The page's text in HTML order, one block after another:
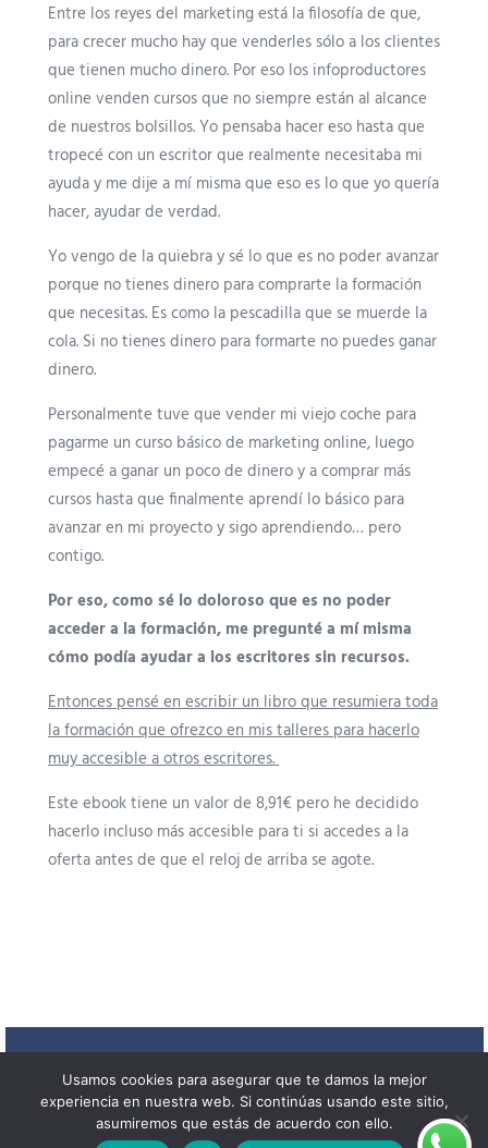
Entre los reyes del marketing está la filosofía de que,
para crecer mucho hay que venderles sólo a los clientes
que tienen mucho dinero. Por eso los infoproductores
online venden cursos que no siempre están al alcance
de nuestros bolsillos. Yo pensaba hacer eso hasta que
tropecé con un escritor que realmente necesitaba mi
ayuda y me dije a mí misma que eso es lo que yo quería
hacer, ayudar de verdad.
Yo vengo de la quiebra y sé lo que es no poder avanzar
porque no tienes dinero para comprarte la formación
que necesitas. Es como la pescadilla que se muerde la
cola. Si no tienes dinero para formarte no puedes ganar
dinero.
Personalmente tuve que vender mi viejo coche para
pagarme un curso básico de marketing online, luego
empecé a ganar un poco de dinero y a comprar más
cursos hasta que finalmente aprendí lo básico para
avanzar en mi proyecto y sigo aprendiendo… pero
contigo.
Por eso, como sé lo doloroso que es no poder
acceder a la formación, me pregunté a mí misma
cómo podía ayudar a los escritores sin recursos.
Entonces pensé en escribir un libro que resumiera toda
la formación que ofrezco en mis talleres para hacerlo
muy accesible a otros escritores.
Este ebook tiene un valor de 8,91€ pero he decidido
hacerlo incluso más accesible para ti si accedes a la
oferta antes de que el reloj de arriba se agote.
Comprar a 2,99€
Usamos cookies para asegurar que te damos la mejor
experiencia en nuestra web. Si continúas usando este sitio,
asumiremos que estás de acuerdo con ello.